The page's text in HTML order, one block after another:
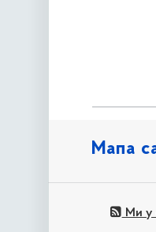
Мапа
Ми у